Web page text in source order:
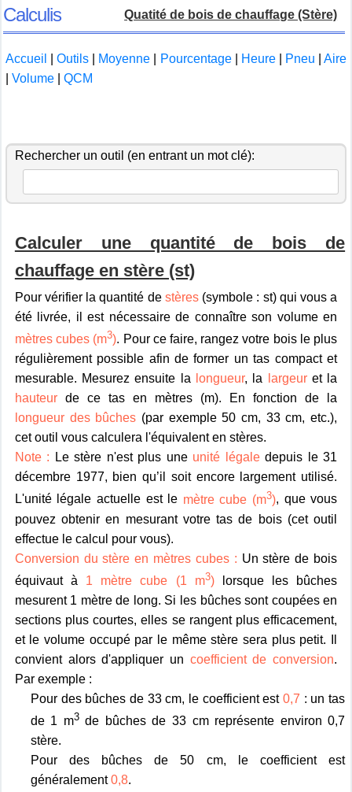
Calculis Quatité de bois de chauffage (Stère)
Accueil Outils Moyenne Pourcentage Heure Pneu
Aire
Volume QCM
Rechercher un outil (en entrant un mot clé):
Calculer une quantité de bois de
chauffage en stère (st)
Pour vérifier la quantité de stères(symbole : st) qui vous a
été livrée, il est nécessaire de connaître son volume en
mètres cubes (m3). Pour ce faire, rangez votre bois le plus
régulièrement possible afin de former un tas compact et
mesurable. Mesurez ensuite la
longueur, la largeuret la
hauteurde ce tas en mètres (m). En fonction de la
longueur des bûches (par exemple 50 cm, 33 cm, etc.),
cet outil vous calculera l'équivalent en stères.
Note : Le stère n'est plus une unité légaledepuis le 31
décembre 1977, bien qu’il soit encore largement utilisé.
L'unité légale actuelle est le mètre cube (m3), que vous
pouvez obtenir en mesurant votre tas de bois (cet outil
effectue le calcul pour vous).
Conversion du stère en mètres cubes : Un stère de bois
équivaut à 1 mètre cube (1 m3)lorsque les bûches
mesurent 1 mètre de long. Si les bûches sont coupées en
sections plus courtes, elles se rangent plus efficacement,
et le volume occupé par le même stère sera plus petit. Il
convient alors d'appliquer un coefficient de conversion.
Par exemple :
Pour des bûches de 33 cm, le coefficient est0,7 : un tas
de 1 m3de bûches de 33 cm représente environ 0,7
stère.
Pour des bûches de 50 cm, le coefficient est
généralement0,8.